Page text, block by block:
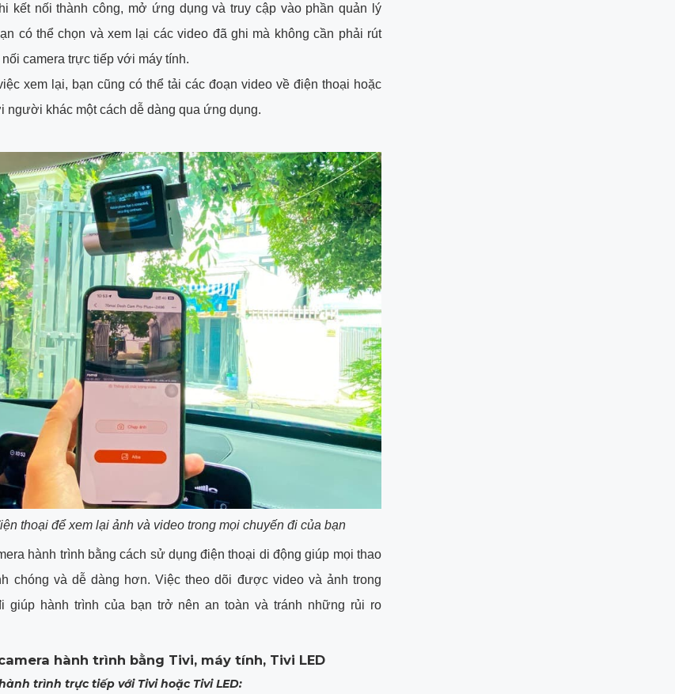
kết nối thành công, mở ứng dụng và truy cập vào phần quản lý
có thể chọn và xem lại các video đã ghi mà không cần phải rút
camera trực tiếp với máy tính.
xem lại, bạn cũng có thể tải các đoạn video về điện thoại hoặc
người khác một cách dễ dàng qua ứng dụng.
thoại để xem lại ảnh và video trong mọi chuyến đi của bạn
hành trình bằng cách sử dụng điện thoại di động giúp mọi thao
chóng và dễ dàng hơn. Việc theo dõi được video và ảnh trong
giúp hành trình của bạn trở nên an toàn và tránh những rủi ro
hành trình bằng Tivi, máy tính, Tivi LED
trình trực tiếp với Tivi hoặc Tivi LED: